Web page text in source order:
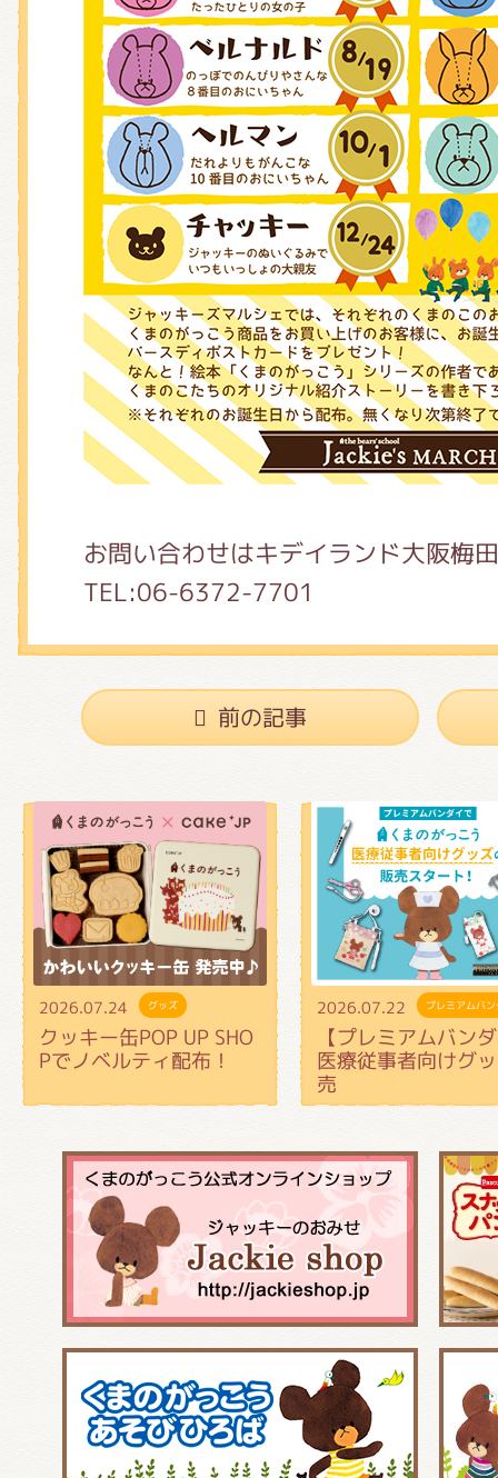
お問い合わせはキデイランド大阪梅
TEL:06-6372-7701
前の記事
2026.07.24 グッズ
クッキー缶POP UP SHO
Pでノベルティ配布！
2026.07.22 プレミアムバ
【プレミアムバン
医療従事者向けグ
売